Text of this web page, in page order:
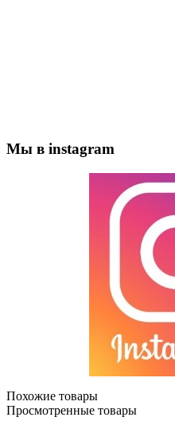
Мы в instagram
Похожие товары
Просмотренные товары